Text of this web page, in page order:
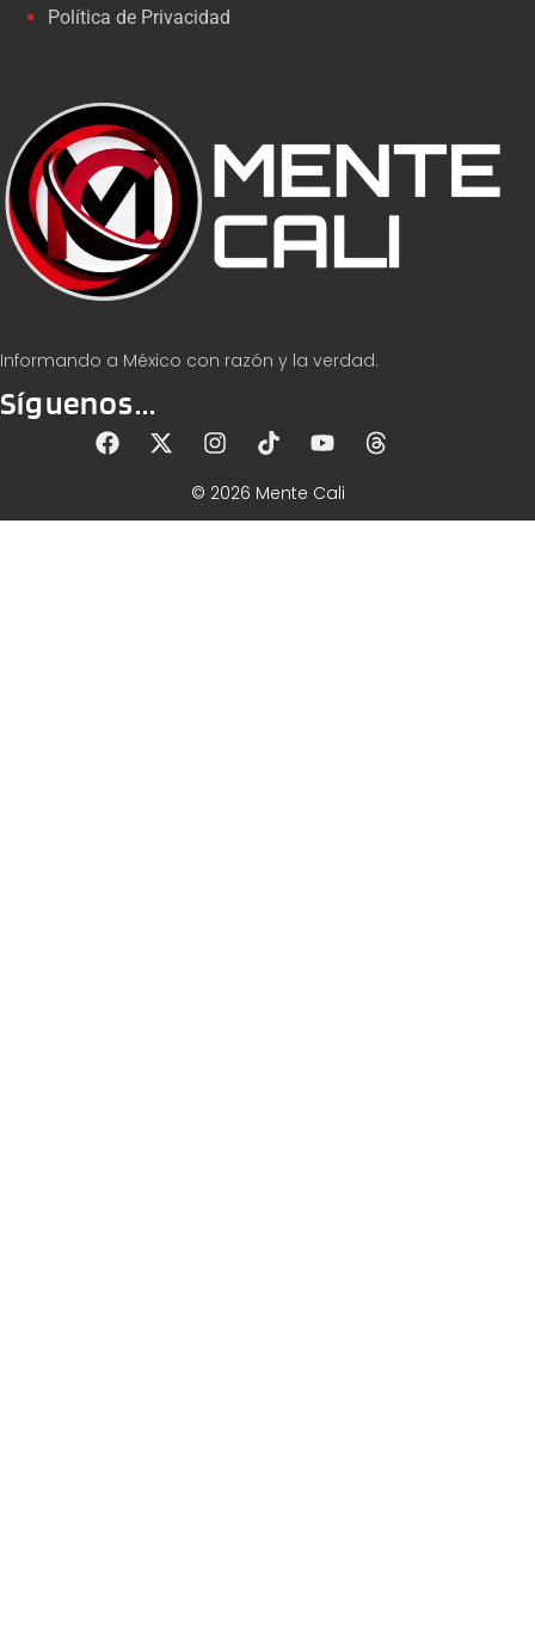
Informando a México con razón y la verdad.
Síguenos...
Política de Privacidad
© 2026 Mente Cali